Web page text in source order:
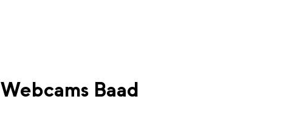
Webcams Baad